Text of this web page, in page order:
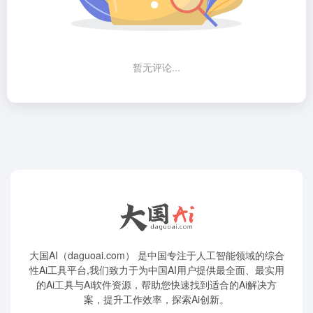
暂无评论...
大国AI（daguoai.com） 是中国专注于人工智能领域的综合
性Ai工具平台,我们致力于为中国AI用户提供最全面、最实用
的Ai工具与Ai软件资源，帮助您快速找到适合的Ai解决方
案，提升工作效率，探索Ai创新。